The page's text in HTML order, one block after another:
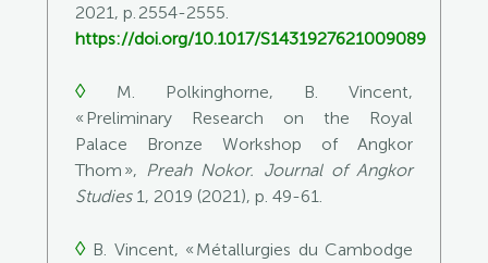
2021, p. 2554-2555.
https://doi.org/10.1017/S1431927621009089
◊ M. Polkinghorne, B. Vincent,
« Preliminary Research on the Royal
Palace Bronze Workshop of Angkor
Thom », Preah Nokor. Journal of Angkor
Studies1, 2019 (2021), p. 49-61.
◊ B. Vincent, « Métallurgies du Cambodge